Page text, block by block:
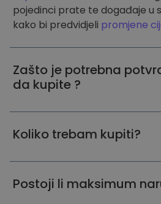
pojedinci prate te događaje u
kako bi predvidjeli promjene
Zašto je potrebna
da kupite ?
Koliko trebam kupiti?
Postoji li maksimum